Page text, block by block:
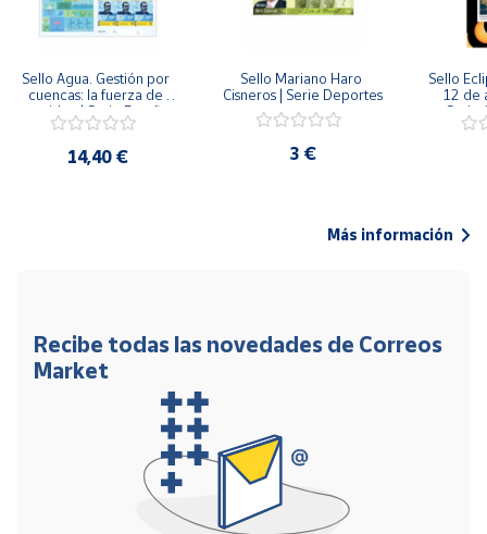
Sello Agua. Gestión por
cuencas: la fuerza de
una idea.| Serie España
ES| Pliego Premium
14,40 €
Sello Mariano Haro
Cisneros | Serie Deportes
3 €
Sello
12 de
Serie
Más información
Recibe todas las novedades de Correos
Market